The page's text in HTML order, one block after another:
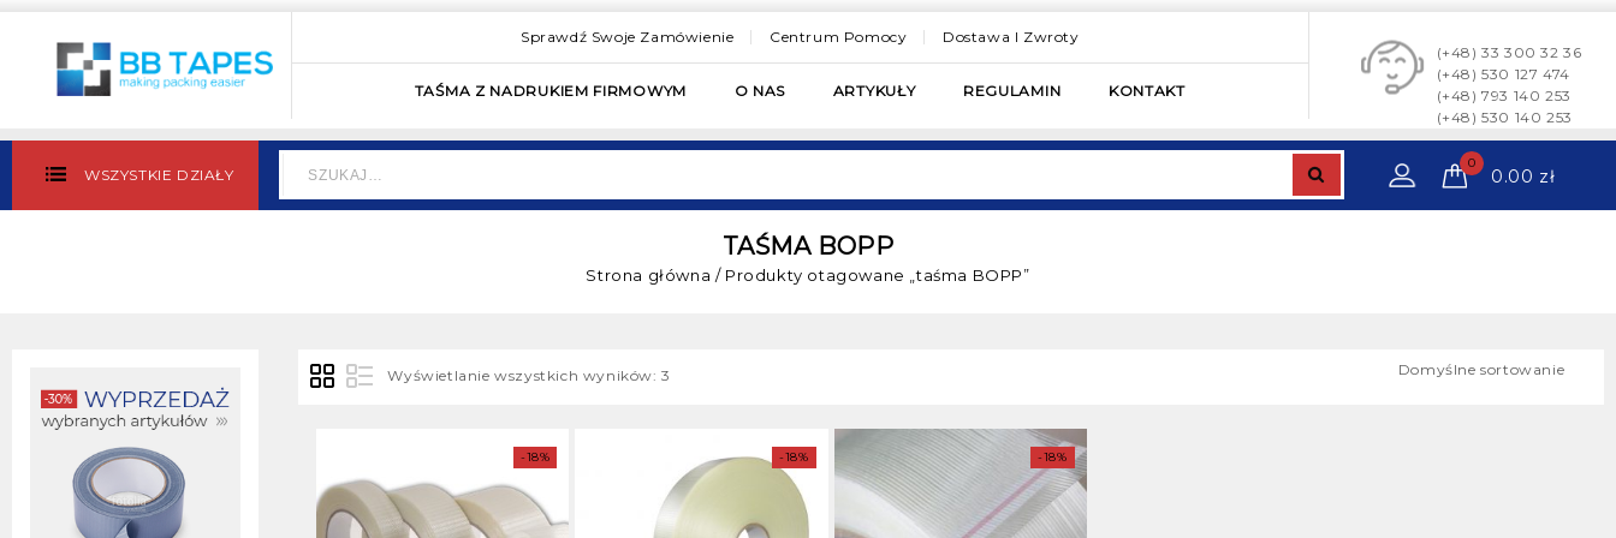
Sprawdź Swoje Zamówienie Centrum Pomocy Dostawa I Zwroty
TAŚMA Z NADRUKIEM FIRMOWYM O NAS ARTYKUŁY REGULAMIN KONTAKT
(+48) 33 300 32 36
(+48) 530 127 474
(+48) 793 140 253
(+48) 530 140 253
WSZYSTKIE DZIAŁY
0
0.00 zł
TAŚMA BOPP
Strona główna / Produkty otagowane „taśma BOPP”
Wyświetlanie wszystkich wyników: 3 Domyślne sortowanie
-18% -18% -18%